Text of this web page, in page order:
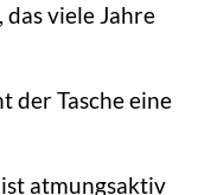
viele Jahre
der Tasche eine
atmungsaktiv